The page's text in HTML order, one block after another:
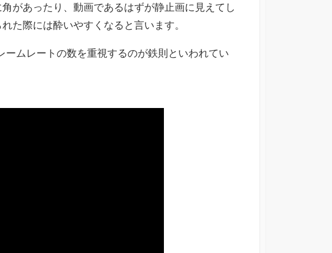
があったり、動画であるはずが静止画に見えてし
た際には酔いやすくなると言います。
ムレートの数を重視するのが鉄則といわれてい